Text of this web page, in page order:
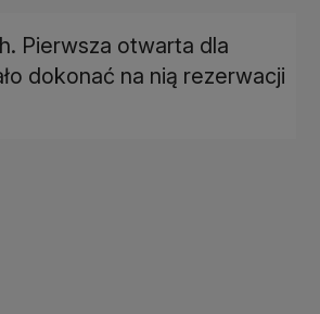
Pierwsza otwarta dla
dokonać na nią rezerwacji